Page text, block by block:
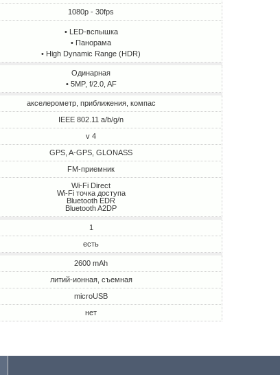
1080p - 30fps
• LED-вспышка
• Панорама
• High Dynamic Range (HDR)
Одинарная
• 5MP, f/2.0, AF
акселерометр, приближения, компас
IEEE 802.11 a/b/g/n
v 4
GPS, A-GPS, GLONASS
FM-приемник
Wi-Fi Direct
Wi-Fi точка доступа
Bluetooth EDR
Bluetooth A2DP
1
есть
2600 mAh
литий-ионная, съемная
microUSB
нет